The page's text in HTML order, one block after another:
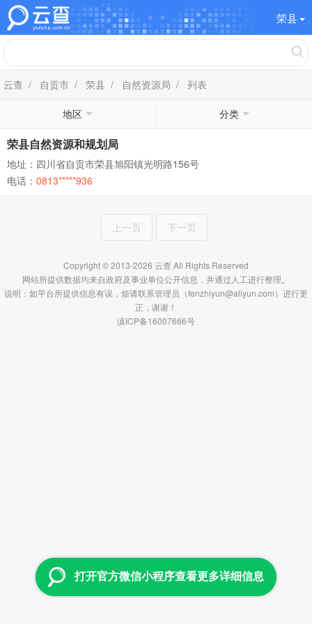
荣县
云查 / 自贡市 / 荣县 / 自然资源局 / 列表
地区 分类
荣县自然资源和规划局
地址：四川省自贡市荣县旭阳镇光明路156号
电话： 0813*****936
上一页 下一页
Copyright © 2013-2026 云查 All Rights Reserved
网站所提供数据均来自政府及事业单位公开信息，并通过人工进行整理。
说明：如平台所提供信息有误，烦请联系管理员（fenzhiyun@aliyun.com）进行更
正，谢谢！
滇ICP备16007666号
打开官方微信小程序查看更多详细信息